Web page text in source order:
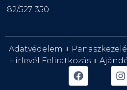
82/527-350
Adatvédelem
Hírlevél Feliratkozás